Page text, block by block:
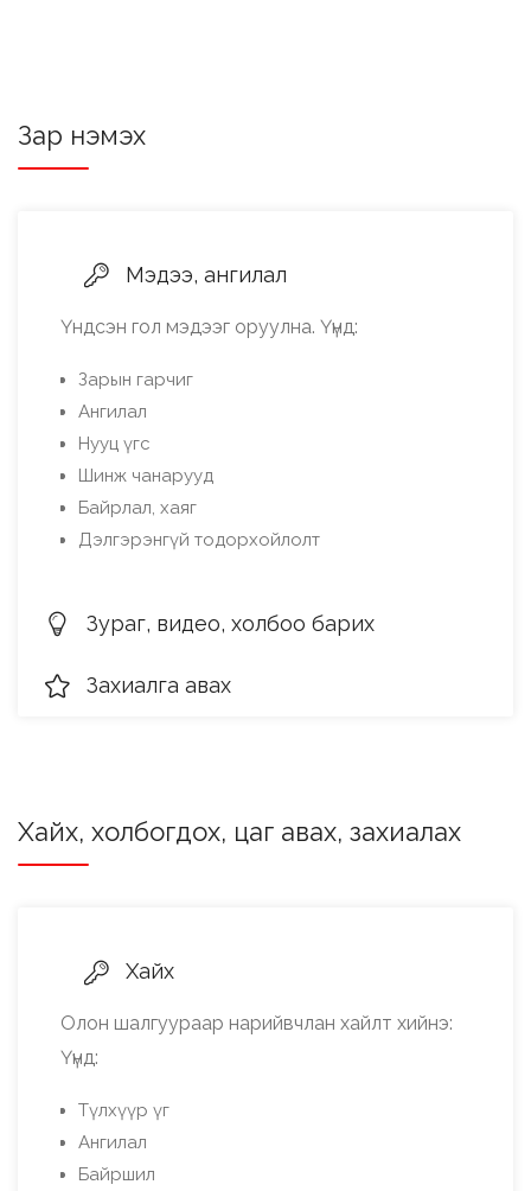
Зар нэмэх
Мэдээ, ангилал
Үндсэн гол мэдээг оруулна. Үүнд:
Зарын гарчиг
Ангилал
Нууц үгс
Шинж чанарууд
Байрлал, хаяг
Дэлгэрэнгүй тодорхойлолт
Зураг, видео, холбоо барих
Захиалга авах
Хайх, холбогдох, цаг авах, захиалах
Хайх
Олон шалгуураар нарийвчлан хайлт хийнэ:
Үүнд:
Түлхүүр үг
Ангилал
Байршил